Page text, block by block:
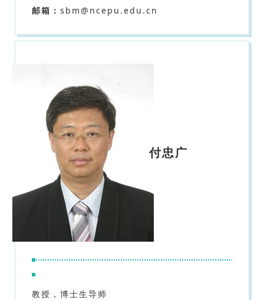
邮箱： sbm@ncepu.edu.cn
付忠广
教授，博士生导师